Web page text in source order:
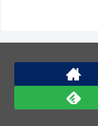
★【ワートリ】風間隊3
Powered by